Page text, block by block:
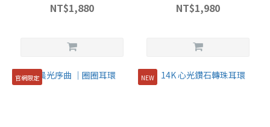
NT$1,880 NT$1,980
官網限定 NEW